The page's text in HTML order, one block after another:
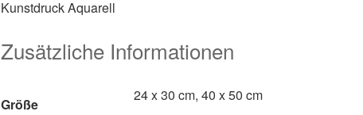
Kunstdruck Aquarell
Zusätzliche Informationen
Größe
24 x 30 cm, 40 x 50 cm